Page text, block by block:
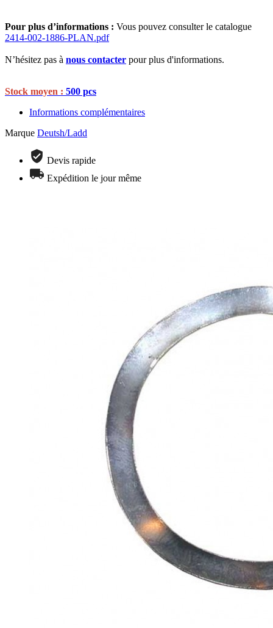
Pour plus d’informations : Vous pouvez consulter le catalogue
2414-002-1886-PLAN.pdf
N’hésitez pas à nous contacter pour plus d'informations.
Stock moyen : 500 pcs
Informations complémentaires
Marque Deutsh/Ladd
Devis rapide
Expédition le jour même